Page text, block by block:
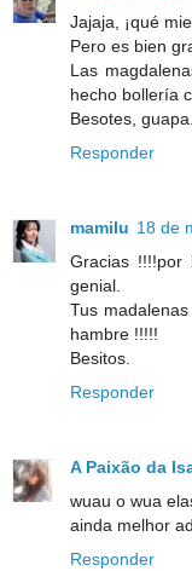
Jajaja, ¡qué
Pero es bien
Las
hecho bollería
Besotes, guapa.
Responder
mamilu 18 de
Gracias
genial.
Tus
hambre !!!!!
Besitos.
Responder
A Paixão da
wuau o wua
ainda melhor
Responder